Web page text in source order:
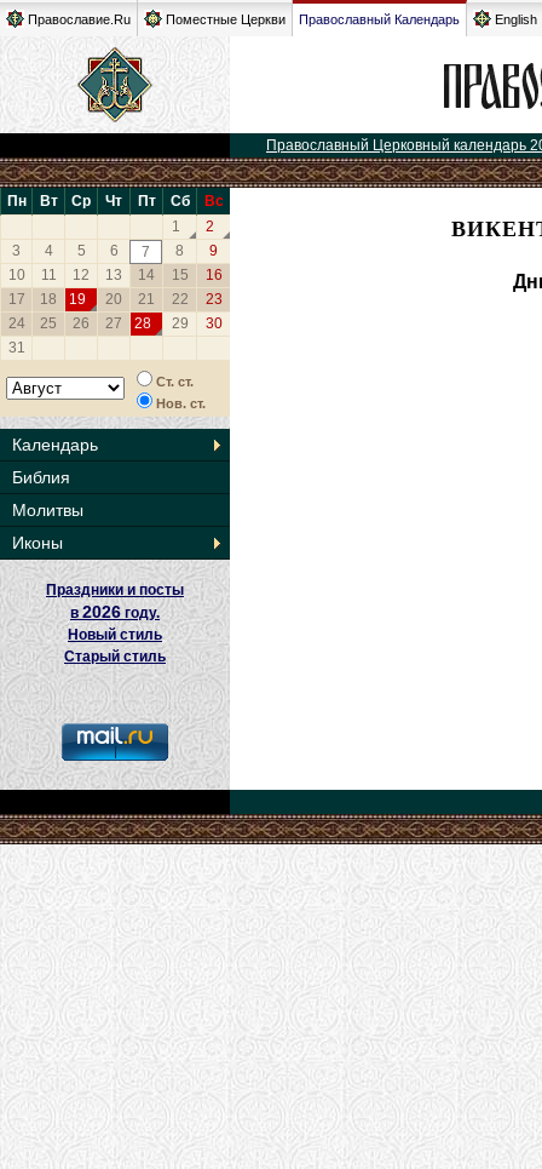
Православие.Ru Поместные Церкви Православный Календарь English
Православный Церковный календарь
Пн Вт Ср Чт Пт Сб
Вс
1
2
3
4 5 6 7 8
9
10
11 12 13 14 15
16
17
18 19 20 21 22
23
24
25 26 27 28 29
30
31
Ст. ст.
Нов. ст.
Календарь
Библия
Молитвы
Иконы
Праздники и посты
в2026 году.
Новый стиль
Старый стиль